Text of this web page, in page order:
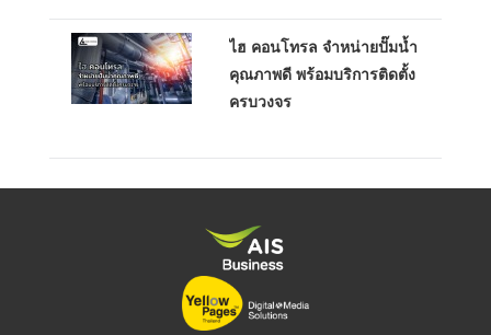
ไฮ คอนโทรล จำหน่ายปั๊มน้ำ
คุณภาพดี พร้อมบริการติดตั้ง
ครบวงจร